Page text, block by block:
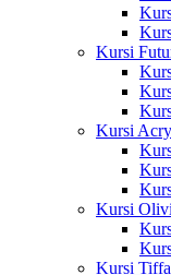
Kursi
Kursi
Kursi
Kursi